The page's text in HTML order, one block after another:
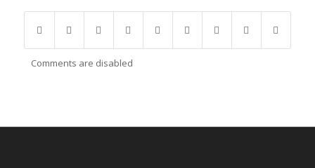
Comments are disabled